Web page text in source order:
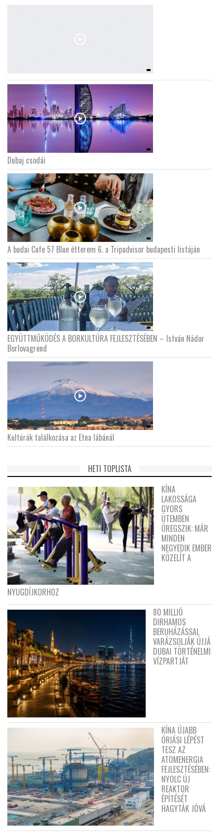
Dubaj csodái
A budai Cafe 57 Blue étterem 6. a Tripadvisor budapesti listáján
EGYÜTTMŰKÖDÉS A BORKULTÚRA FEJLESZTÉSÉBEN – István Nádor
Borlovagrend
Kultúrák találkozása az Etna lábánál
HETI TOPLISTA
KÍNA
LAKOSSÁGA
GYORS
ÜTEMBEN
ÖREGSZIK: MÁR
MINDEN
NEGYEDIK EMBER
KÖZELÍT A
NYUGDÍJKORHOZ
80 MILLIÓ
DIRHAMOS
BERUHÁZÁSSAL
VARÁZSOLJÁK ÚJJÁ
DUBAI TÖRTÉNELMI
VÍZPARTJÁT
KÍNA ÚJABB
ÓRIÁSI LÉPÉST
TESZ AZ
ATOMENERGIA
FEJLESZTÉSÉBEN:
NYOLC ÚJ
REAKTOR
ÉPÍTÉSÉT
HAGYTÁK JÓVÁ